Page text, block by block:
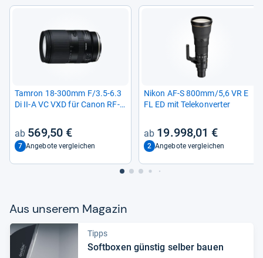
Tam­ron 18-​300mm F/3.5-​6.3
Di II-​A VC VXD für Canon RF-​
569,50 €
7 Angebote vergleichen
Nikon AF-​S 800mm/5,6 VR E
FL ED mit Tele­kon­ver­ter
19.998,01 €
2 Angebote vergleichen
Aus unse­rem Maga­zin
Tipps
Soft­bo­xen güns­tig sel­ber bauen